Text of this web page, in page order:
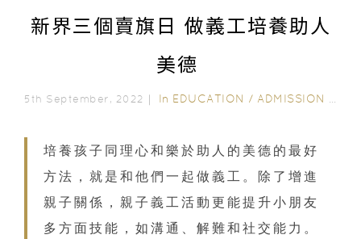
新界三個賣旗日 做義工培養助人
美德
5th September, 2022｜ In EDUCATION / ADMISSION
培養孩子同理心和樂於助人的美德的最好
方法，就是和他們一起做義工。除了增進
親子關係，親子義工活動更能提升小朋友
多方面技能，如溝通、解難和社交能力。